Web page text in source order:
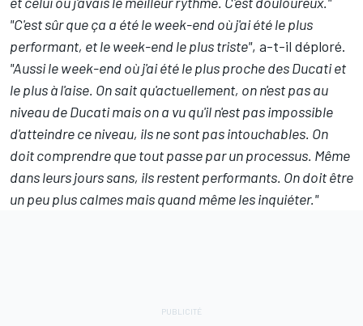
"C'est sûr que ça a été le week-end où j'ai été le plus
performant, et le week-end le plus triste", a-t-il déploré.
"Aussi le week-end où j'ai été le plus proche des Ducati et
le plus à l'aise. On sait qu'actuellement, on n'est pas au
niveau de Ducati mais on a vu qu'il n'est pas impossible
d'atteindre ce niveau, ils ne sont pas intouchables. On
doit comprendre que tout passe par un processus. Même
dans leurs jours sans, ils restent performants. On doit être
un peu plus calmes mais quand même les inquiéter."